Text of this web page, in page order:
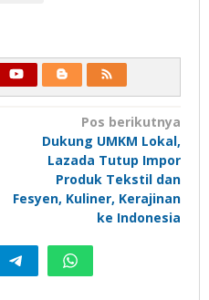
Pos berikutnya
Dukung UMKM Lokal,
Lazada Tutup Impor
Produk Tekstil dan
Fesyen, Kuliner, Kerajinan
ke Indonesia